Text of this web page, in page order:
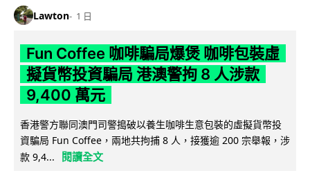
Lawton 1 日
Fun Coffee 咖啡騙局爆煲 咖啡包裝虛
擬貨幣投資騙局 港澳警拘 8 人涉款
9,400 萬元
香港警方聯同澳門司警搗破以養生咖啡生意包裝的虛擬貨幣投
資騙局 Fun Coffee，兩地共拘捕 8 人，接獲逾 200 宗舉報，涉
款 9,4...
閱讀全文